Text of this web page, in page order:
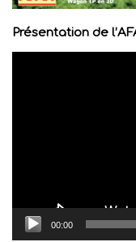
Présentation de
00:00